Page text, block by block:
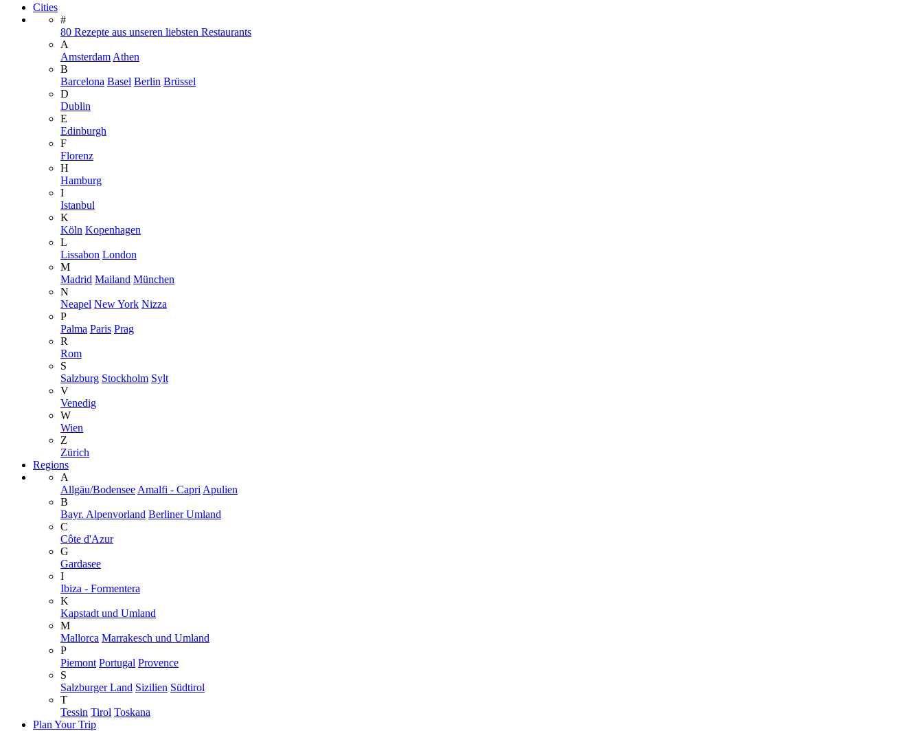
Cities
#
80 Rezepte aus unseren liebsten Restaurants
A
Amsterdam Athen
B
Barcelona Basel Berlin Brüssel
D
Dublin
E
Edinburgh
F
Florenz
H
Hamburg
I
Istanbul
K
Köln Kopenhagen
L
Lissabon London
M
Madrid Mailand München
N
Neapel New York Nizza
P
Palma Paris Prag
R
Rom
S
Salzburg Stockholm Sylt
V
Venedig
W
Wien
Z
Zürich
Regions
A
Allgäu/Bodensee Amalfi - Capri Apulien
B
Bayr. Alpenvorland Berliner Umland
C
Côte d'Azur
G
Gardasee
I
Ibiza - Formentera
K
Kapstadt und Umland
M
Mallorca Marrakesch und Umland
P
Piemont Portugal Provence
S
Salzburger Land Sizilien Südtirol
T
Tessin Tirol Toskana
Plan Your Trip